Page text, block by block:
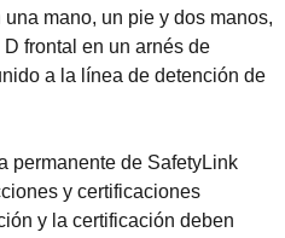
mano, un pie y dos manos,
frontal en un arnés de
a la línea de detención de
permanente de SafetyLink
y certificaciones
y la certificación deben